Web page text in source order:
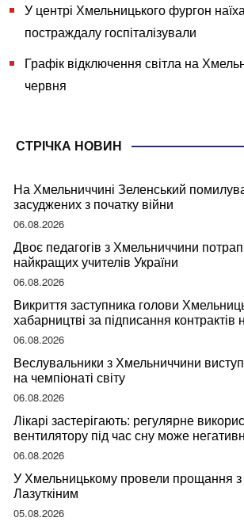
У центрі Хмельницького фургон
постраждалу госпіталізували
Графік відключення світла на
червня
СТРІЧКА НОВИН
На Хмельниччині Зеленський
засуджених з початку війни
06.08.2026
Двоє педагогів з Хмельниччини
найкращих учителів України
06.08.2026
Викриття заступника голови
хабарництві за підписання контрактів
06.08.2026
Веслувальники з Хмельниччини
на чемпіонаті світу
06.08.2026
Лікарі застерігають: регулярне
вентилятору під час сну може
ваше здоров’я
06.08.2026
У Хмельницькому провели прощання
Лазуткіним
05.08.2026